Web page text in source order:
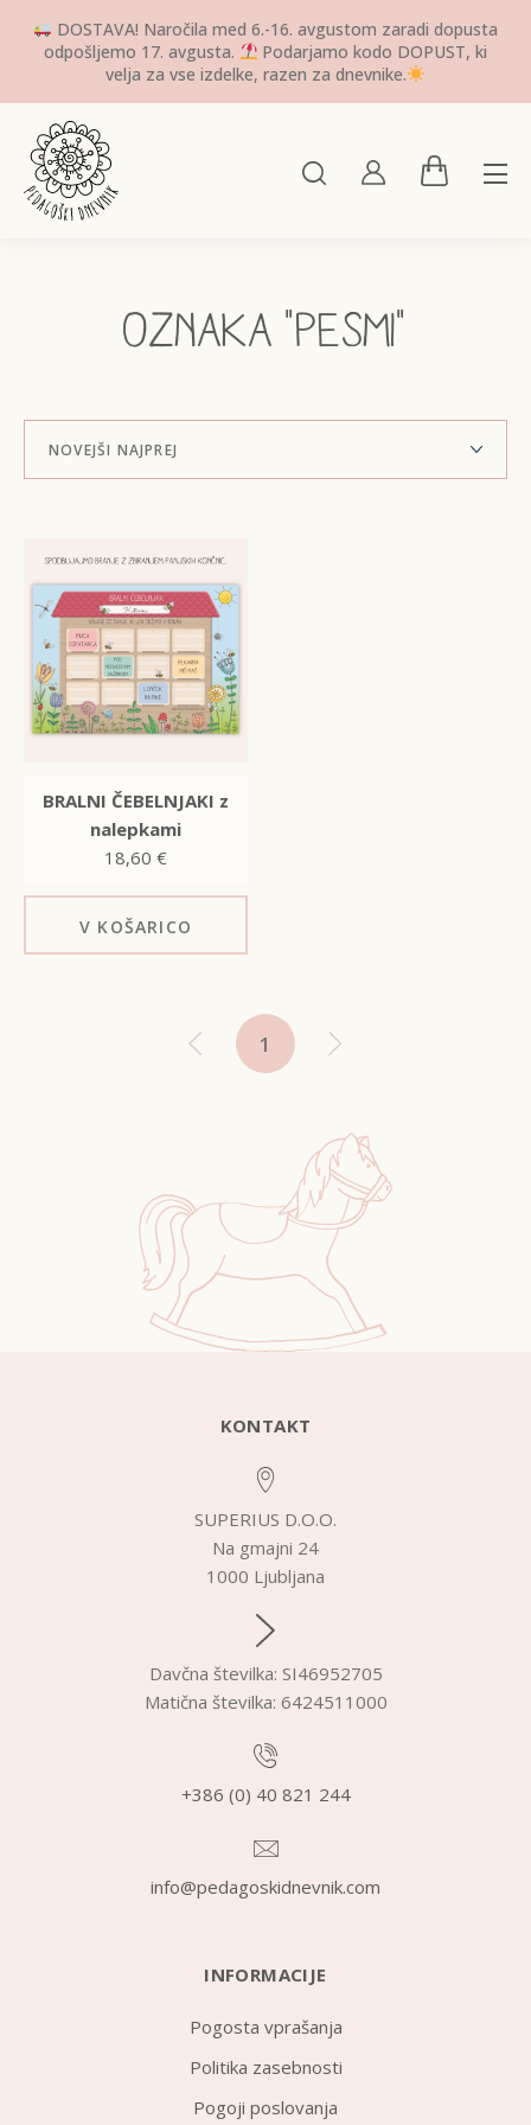
DOSTAVA! Naročila med 6.-16. avgustom zaradi dopusta
odpošljemo 17. avgusta.
Podarjamo kodo DOPUST, ki
velja za vse izdelke, razen za dnevnike.
Oznaka "pesmi"
BRALNI ČEBELNJAKI z
nalepkami
18,60 €
V KOŠARICO
1
KONTAKT
SUPERIUS D.O.O.
Na gmajni 24
1000 Ljubljana
Davčna številka: SI46952705
Matična številka: 6424511000
+386 (0) 40 821 244
info@pedagoskidnevnik.com
INFORMACIJE
Pogosta vprašanja
Politika zasebnosti
Pogoji poslovanja